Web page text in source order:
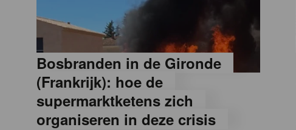
Bosbranden in de Gironde
(Frankrijk): hoe de
supermarktketens zich
organiseren in deze crisis